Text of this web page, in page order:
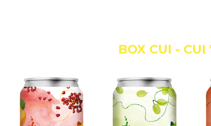
BOX CUI - CUI